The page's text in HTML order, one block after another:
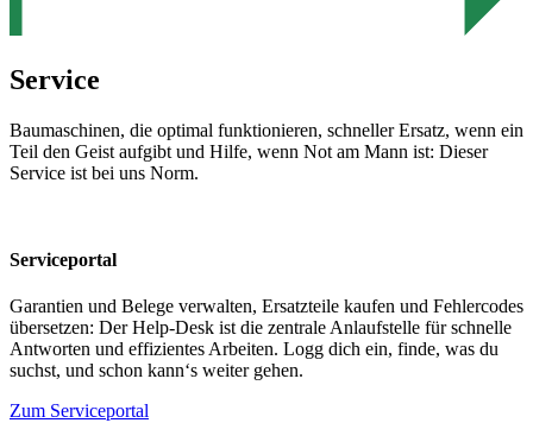
Service
Baumaschinen, die optimal funktionieren, schneller Ersatz, wenn ein
Teil den Geist aufgibt und Hilfe, wenn Not am Mann ist: Dieser
Service ist bei uns Norm.
Serviceportal
Garantien und Belege verwalten, Ersatzteile kaufen und Fehlercodes
übersetzen: Der Help-Desk ist die zentrale Anlaufstelle für schnelle
Antworten und effizientes Arbeiten. Logg dich ein, finde, was du
suchst, und schon kann‘s weiter gehen.
Zum Serviceportal